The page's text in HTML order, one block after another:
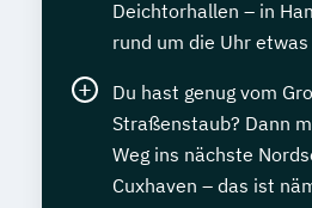
Deichtorhallen – in
rund um die Uhr
Du hast genug vom
Straßenstaub? Dann
Weg ins nächste
Cuxhaven – das ist